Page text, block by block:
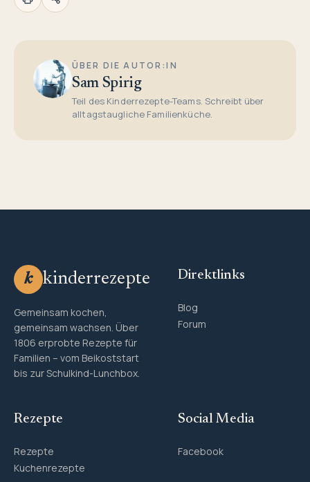
ÜBER DIE AUTOR:IN
Sam Spirig
Teil des Kinderrezepte-Teams. Schreibt über
alltagstaugliche Familienküche.
k kinderrezepte
Gemeinsam kochen,
gemeinsam wachsen. Über
1806 erprobte Rezepte für
Familien – vom Beikoststart
bis zur Schulkind-Lunchbox.
Direktlinks
Blog
Forum
Rezepte
Rezepte
Kuchenrezepte
Social Media
Facebook